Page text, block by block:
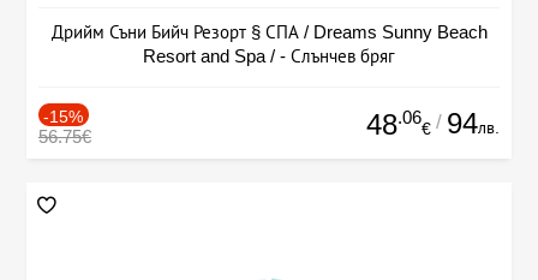
Дрийм Съни Бийч Резорт § СПА / Dreams Sunny Beach
Resort and Spa / - Слънчев бряг
-15%
56.75€ 48.06
€ / 94лв.